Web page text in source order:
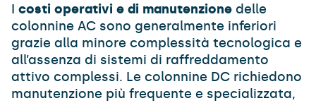
I costi operativi e di manutenzione delle
colonnine AC sono generalmente inferiori
grazie alla minore complessità tecnologica e
all’assenza di sistemi di raffreddamento
attivo complessi. Le colonnine DC richiedono
manutenzione più frequente e specializzata,